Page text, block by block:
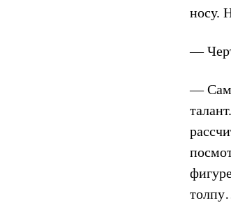
носу.
—
— Сам